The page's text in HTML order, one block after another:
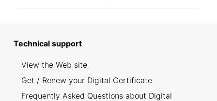
Technical support
View the Web site
Get / Renew your Digital Certificate
Frequently Asked Questions about Digital